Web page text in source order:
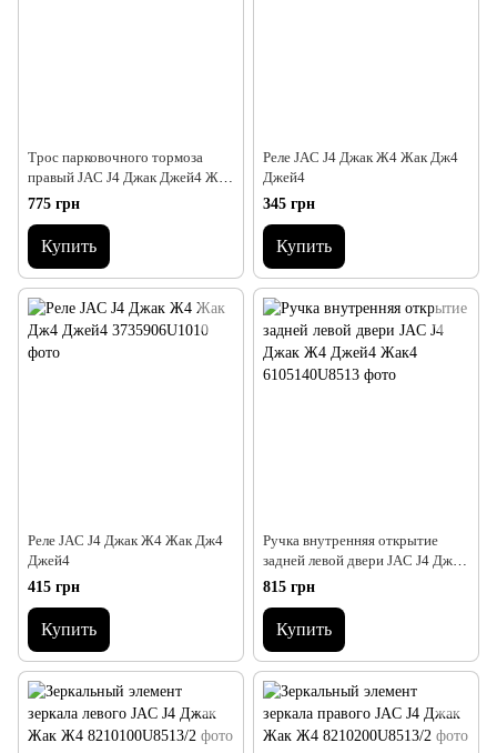
Трос парковочного тормоза
правый JAC J4 Джак Джей4 Жак
Ж4
775 грн
Купить
Реле JAC J4 Джак Ж4 Жак Дж4
Джей4
345 грн
Купить
Реле JAC J4 Джак Ж4 Жак Дж4
Джей4
415 грн
Купить
Ручка внутренняя открытие
задней левой двери JAC J4 Джак
Ж4 Джей4 Жак4
815 грн
Купить